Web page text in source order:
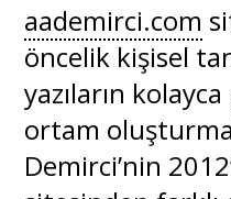
aademirci.com
öncelik kişisel
yazıların
ortam
Demirci’nin